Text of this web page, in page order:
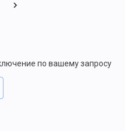
по вашему запросу